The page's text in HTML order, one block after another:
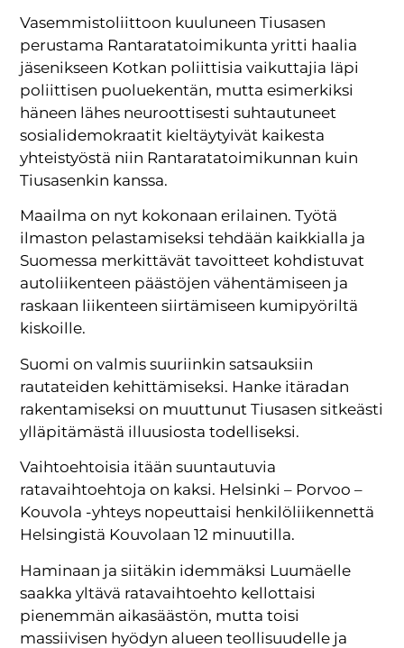
Vasemmistoliittoon kuuluneen Tiusasen
perustama Rantaratatoimikunta yritti haalia
jäsenikseen Kotkan poliittisia vaikuttajia läpi
poliittisen puoluekentän, mutta esimerkiksi
häneen lähes neuroottisesti suhtautuneet
sosialidemokraatit kieltäytyivät kaikesta
yhteistyöstä niin Rantaratatoimikunnan kuin
Tiusasenkin kanssa.
Maailma on nyt kokonaan erilainen. Työtä
ilmaston pelastamiseksi tehdään kaikkialla ja
Suomessa merkittävät tavoitteet kohdistuvat
autoliikenteen päästöjen vähentämiseen ja
raskaan liikenteen siirtämiseen kumipyöriltä
kiskoille.
Suomi on valmis suuriinkin satsauksiin
rautateiden kehittämiseksi. Hanke itäradan
rakentamiseksi on muuttunut Tiusasen sitkeästi
ylläpitämästä illuusiosta todelliseksi.
Vaihtoehtoisia itään suuntautuvia
ratavaihtoehtoja on kaksi. Helsinki – Porvoo –
Kouvola -yhteys nopeuttaisi henkilöliikennettä
Helsingistä Kouvolaan 12 minuutilla.
Haminaan ja siitäkin idemmäksi Luumäelle
saakka yltävä ratavaihtoehto kellottaisi
pienemmän aikasäästön, mutta toisi
massiivisen hyödyn alueen teollisuudelle ja